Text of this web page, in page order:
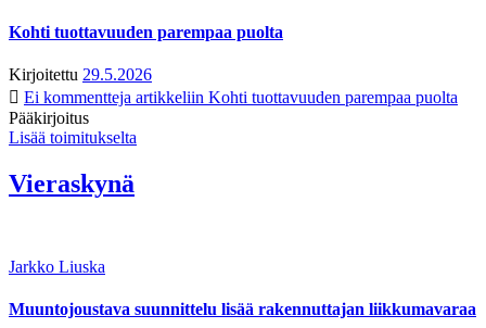
Kohti tuottavuuden parempaa puolta
Kirjoitettu 29.5.2026
Ei kommentteja artikkeliin Kohti tuottavuuden parempaa puolta
Pääkirjoitus
Lisää toimitukselta
Vieraskynä
Jarkko Liuska
Muuntojoustava suunnittelu lisää rakennuttajan liikkumavaraa